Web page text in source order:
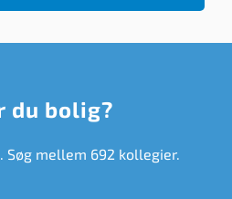
du bolig?
Søg mellem 692 kollegier.